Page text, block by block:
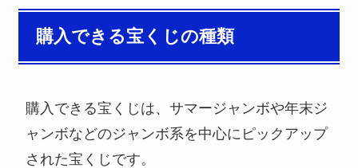
購入できる宝くじの種類
購入できる宝くじは、サマージャンボや年末ジ
ャンボなどのジャンボ系を中心にピックアップ
された宝くじです。